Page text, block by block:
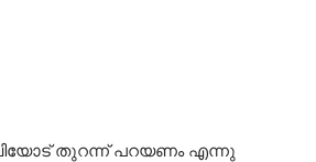
തുറന്ന് പറയണം എന്നു